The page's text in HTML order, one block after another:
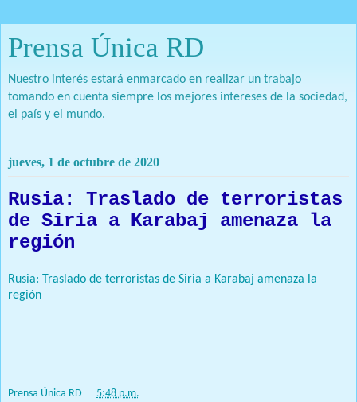
Prensa Única RD
Nuestro interés estará enmarcado en realizar un trabajo
tomando en cuenta siempre los mejores intereses de la sociedad,
el país y el mundo.
jueves, 1 de octubre de 2020
Rusia: Traslado de terroristas
de Siria a Karabaj amenaza la
región
Rusia: Traslado de terroristas de Siria a Karabaj amenaza la
región
Prensa Única RD 5:48 p.m.